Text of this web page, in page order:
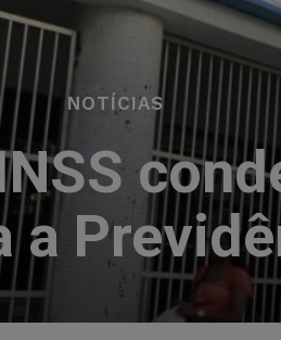
NOTÍCIAS
a